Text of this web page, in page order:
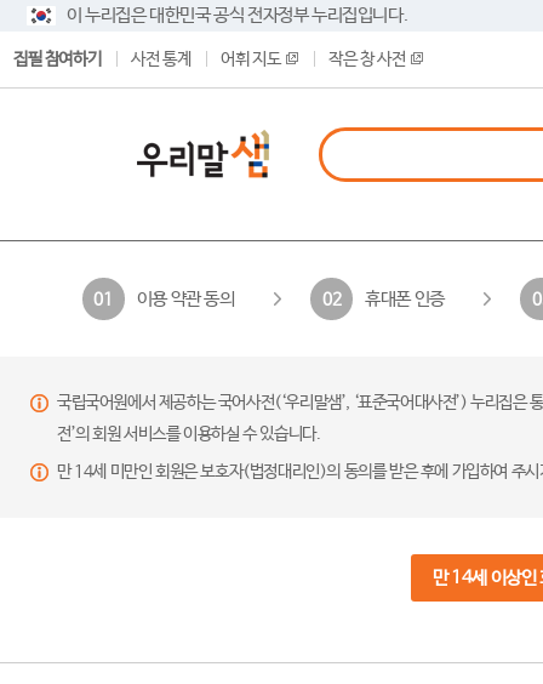
이 누리집은 대한민국 공식 전자정부 누리집입니다.
집필 참여하기 사전 통계 어휘 지도 작은 창 사전
01 이용 약관 동의 02 휴대폰 인증
국립국어원에서 제공하는 국어사전(‘우리말샘’, ‘표준국어대사전’) 누리집
전’의 회원 서비스를 이용하실 수 있습니다.
만 14세 미만인 회원은 보호자(법정대리인)의 동의를 받은 후에 가입하여 주
만 14세 이상인